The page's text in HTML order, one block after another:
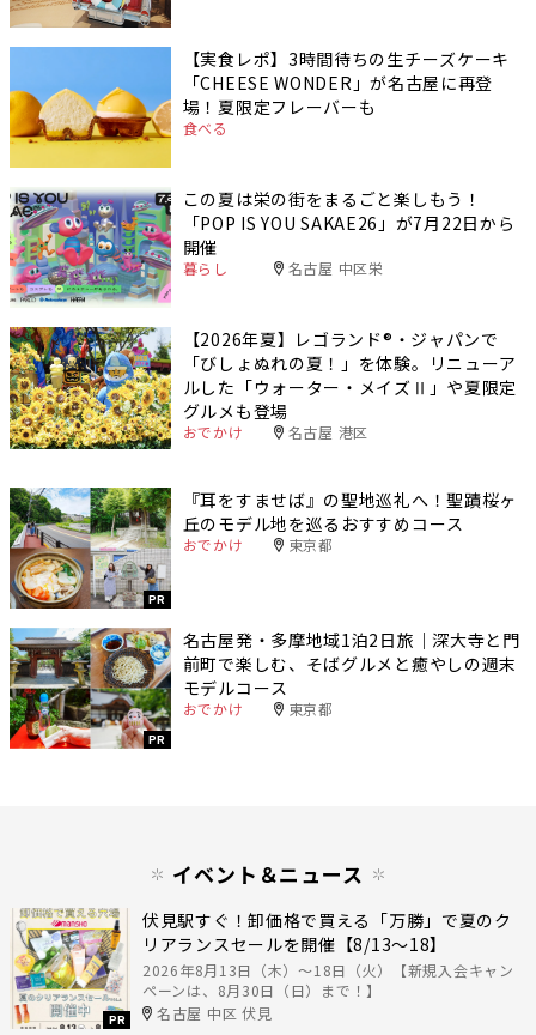
【実食レポ】3時間待ちの生チーズケーキ
「CHEESE WONDER」が名古屋に再登
場！夏限定フレーバーも
食べる
この夏は栄の街をまるごと楽しもう！
「POP IS YOU SAKAE26」が7月22日から
開催
暮らし 名古屋 中区栄
【2026年夏】レゴランド®・ジャパンで
「びしょぬれの夏！」を体験。リニューア
ルした「ウォーター・メイズⅡ」や夏限定
グルメも登場
おでかけ 名古屋 港区
PR
『耳をすませば』の聖地巡礼へ！聖蹟桜ヶ
丘のモデル地を巡るおすすめコース
おでかけ 東京都
PR
名古屋発・多摩地域1泊2日旅｜深大寺と門
前町で楽しむ、そばグルメと癒やしの週末
モデルコース
おでかけ 東京都
イベント＆ニュース
PR
伏見駅すぐ！卸価格で買える「万勝」で夏のク
リアランスセールを開催【8/13〜18】
2026年8月13日（木）〜18日（火）【新規入会キャン
ペーンは、8月30日（日）まで！】
名古屋 中区 伏見